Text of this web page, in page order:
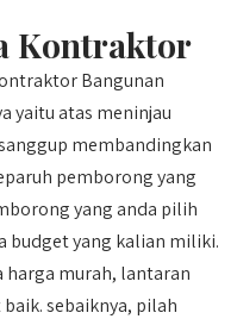
Kontraktor
Bangunan
yaitu atas meninjau
membandingkan
pemborong yang
yang anda pilih
budget yang kalian miliki.
harga murah, lantaran
sebaiknya, pilah